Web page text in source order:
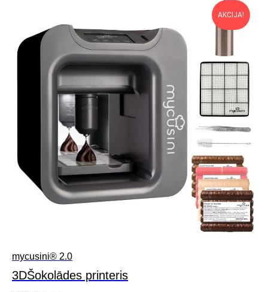
AKCIJA!
mycusini® 2.0
3DŠokolādes printeris